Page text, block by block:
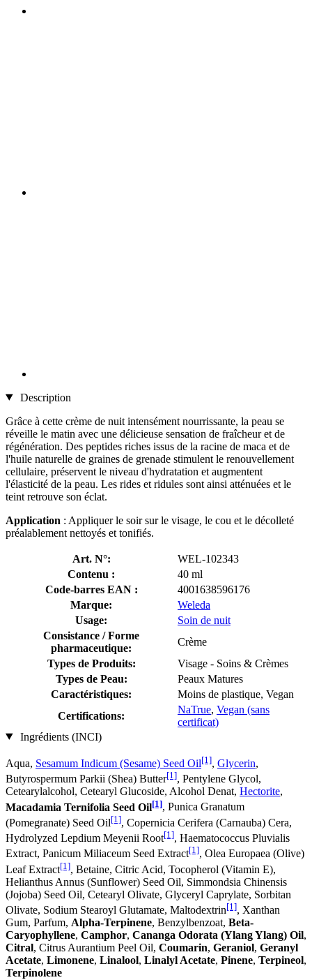
Description
Grâce à cette crème de nuit intensément nourrissante, la peau se
réveille le matin avec une délicieuse sensation de fraîcheur et de
régénération. Des peptides riches issus de la racine de maca et de
l'huile naturelle de graines de grenade stimulent le renouvellement
cellulaire, préservent le niveau d'hydratation et augmentent
l'élasticité de la peau. Les rides et ridules sont ainsi atténuées et le
teint retrouve son éclat.
Application : Appliquer le soir sur le visage, le cou et le décolleté
préalablement nettoyés et tonifiés.
Art. N°:
WEL-102343
Contenu :
40 ml
Code-barres EAN :
4001638596176
Marque:
Weleda
Usage:
Soin de nuit
Consistance / Forme
pharmaceutique:
Crème
Types de Produits:
Visage - Soins & Crèmes
Types de Peau:
Peaux Matures
Caractéristiques:
Moins de plastique, Vegan
Certifications:
NaTrue, Vegan (sans
certificat)
Ingrédients (INCI)
Aqua, Sesamum Indicum (Sesame) Seed Oil[1], Glycerin,
Butyrospermum Parkii (Shea) Butter[1], Pentylene Glycol,
Cetearylalcohol, Cetearyl Glucoside, Alcohol Denat, Hectorite,
Macadamia Ternifolia Seed Oil[1], Punica Granatum
(Pomegranate) Seed Oil[1], Copernicia Cerifera (Carnauba) Cera,
Hydrolyzed Lepdium Meyenii Root[1], Haematococcus Pluvialis
Extract, Panicum Miliaceum Seed Extract[1], Olea Europaea (Olive)
Leaf Extract[1], Betaine, Citric Acid, Tocopherol (Vitamin E),
Helianthus Annus (Sunflower) Seed Oil, Simmondsia Chinensis
(Jojoba) Seed Oil, Cetearyl Olivate, Glyceryl Caprylate, Sorbitan
Olivate, Sodium Stearoyl Glutamate, Maltodextrin[1], Xanthan
Gum, Parfum, Alpha-Terpinene, Benzylbenzoat, Beta-
Caryophyllene, Camphor, Cananga Odorata (Ylang Ylang) Oil,
Citral, Citrus Aurantium Peel Oil, Coumarin, Geraniol, Geranyl
Acetate, Limonene, Linalool, Linalyl Acetate, Pinene, Terpineol,
Terpinolene